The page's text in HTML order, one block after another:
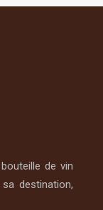
de vin
destination,